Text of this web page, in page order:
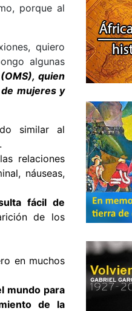
porque al
quiero
algunas
quien
mujeres y
similar al
relaciones
náuseas,
fácil de
de los
en muchos
mundo para
de la